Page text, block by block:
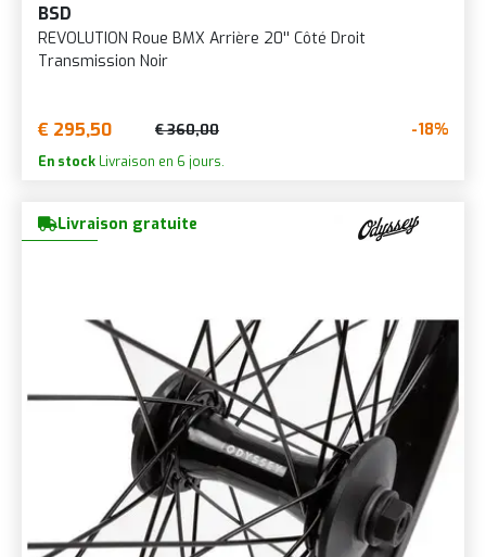
BSD
REVOLUTION Roue BMX Arrière 20'' Côté Droit
Transmission Noir
€ 295,50 € 360,00 -18%
En stock Livraison en 6 jours.
Livraison gratuite